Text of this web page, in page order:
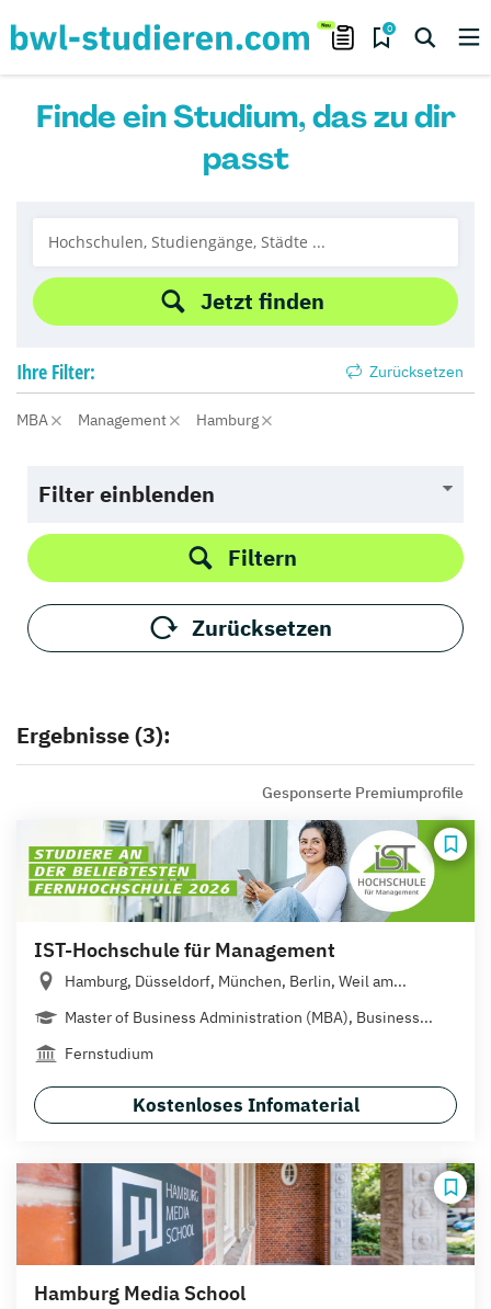
0
Finde ein Studium, das zu dir
passt
Jetzt finden
Ihre Filter: Zurücksetzen
MBA Management Hamburg
Filter einblenden
Filtern
Zurücksetzen
Ergebnisse (3):
Gesponserte Premiumprofile
IST-Hochschule für Management
Hamburg, Düsseldorf, München, Berlin, Weil am...
Master of Business Administration (MBA), Business...
Fernstudium
Kostenloses Infomaterial
Hamburg Media School